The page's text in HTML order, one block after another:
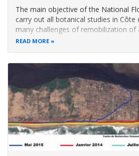
The main objective of the National
carry out all botanical studies in Côte
many challenges of remobilization of
CNF, in 2016, as part of a consortium,
READ MORE